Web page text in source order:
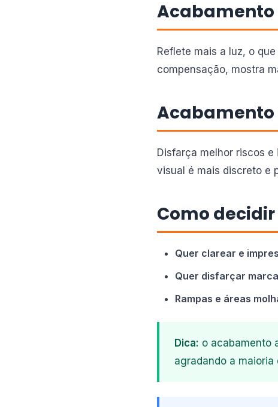
Reflete mais a luz, o
compensação, mostra
Acabamento
Disfarça melhor riscos
visual é mais discreto e
Como decidir
Quer clarear e
Quer disfarçar
Rampas e áreas
Dica: o acabamento
agradando a maioria